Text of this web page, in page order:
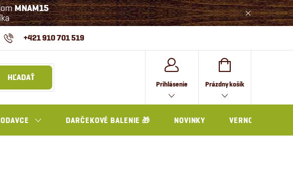
MNAM15
+421 910 701 519
HĽADAŤ
Prihlásenie
NÁKUPNÝ
KOŠÍK
Prázdny košík
DARČEKOVÉ BALENIE 🎁 NOVINKY VERNOSTNÝ